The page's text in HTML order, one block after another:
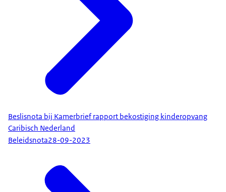
Beslisnota bij Kamerbrief rapport bekostiging kinderopvang
Caribisch Nederland
Beleidsnota28-09-2023